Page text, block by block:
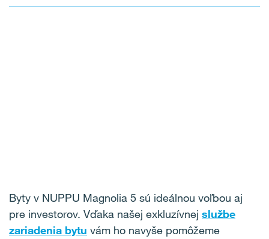
Byty v NUPPU Magnolia 5 sú ideálnou voľbou aj
pre investorov. Vďaka našej exkluzívnej službe
zariadenia bytu vám ho navyše pomôžeme